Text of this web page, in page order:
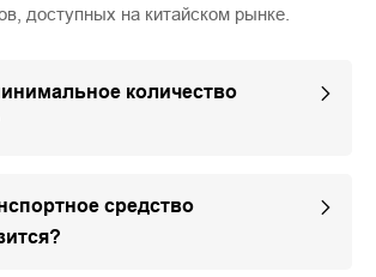
доступных на китайском рынке.
количество
средство